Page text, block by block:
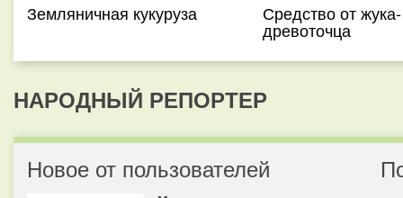
Земляничная кукуруза Средство от жука-
древоточца
НАРОДНЫЙ РЕПОРТЕР
Новое от пользователей